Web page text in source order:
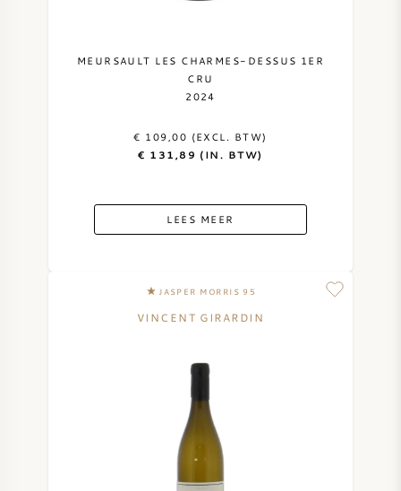
SYRAH / SHIRAZ
ALLE DRUIVENSOORTEN
AMERIKAANSE WIJN
MEURSAULT LES CHARMES-DESSUS 1ER
CRU
2024
€ 109,00 (EXCL. BTW)
€ 131,89 (IN. BTW)
LEES MEER
JASPER MORRIS 95
VINCENT GIRARDIN